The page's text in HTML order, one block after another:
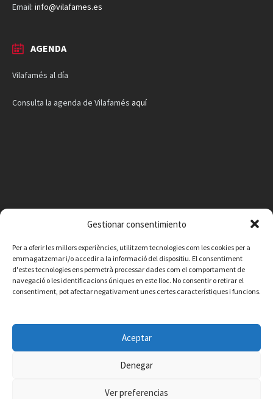
Gestionar consentimiento
Per a oferir les millors experiències, utilitzem tecnologies com les cookies per a
emmagatzemar i/o accedir a la informació del dispositiu. El consentiment
d'estes tecnologies ens permetrà processar dades com el comportament de
navegació o les identificacions úniques en este lloc. No consentir o retirar el
consentiment, pot afectar negativament unes certes característiques i funcions.
Aceptar
Denegar
Ver preferencias
Email: info@vilafames.es
AGENDA
Vilafamés al día
Consulta la agenda de Vilafamés aquí
Política de privacitat
© 2026 Ajuntament de Vilafamés - Desarrollada por